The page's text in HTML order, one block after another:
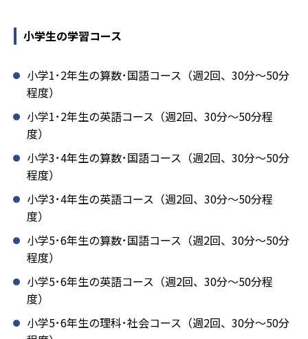
小学生の学習コース
小学1･2年生の算数･国語コース（週2回、30分～50分
程度）
小学1･2年生の英語コース（週2回、30分～50分程
度）
小学3･4年生の算数･国語コース（週2回、30分～50分
程度）
小学3･4年生の英語コース（週2回、30分～50分程
度）
小学5･6年生の算数･国語コース（週2回、30分～50分
程度）
小学5･6年生の英語コース（週2回、30分～50分程
度）
小学5･6年生の理科･社会コース（週2回、30分～50分